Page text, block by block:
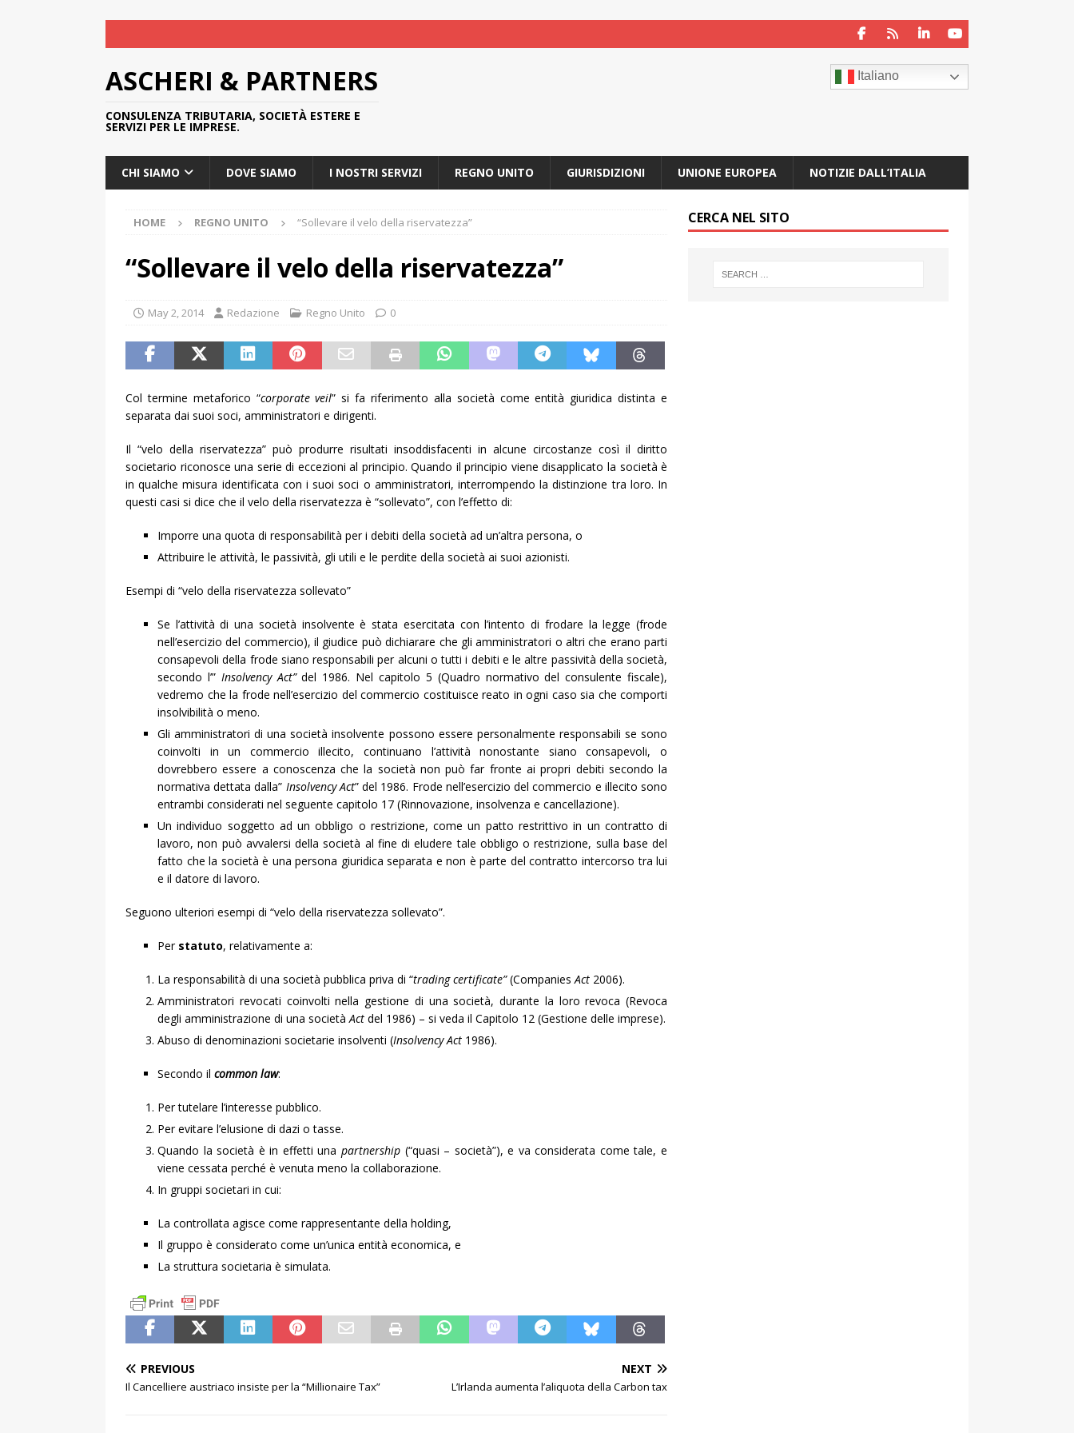
ASCHERI & PARTNERS
CONSULENZA TRIBUTARIA, SOCIETÀ ESTERE E
SERVIZI PER LE IMPRESE.
Italiano
CHI SIAMO DOVE SIAMO I NOSTRI SERVIZI REGNO UNITO GIURISDIZIONI UNIONE EUROPEA NOTIZIE DALL’ITALIA
HOME REGNO UNITO “Sollevare il velo della riservatezza”
“Sollevare il velo della riservatezza”
May 2, 2014 Redazione Regno Unito 0
Col termine metaforico “corporate veil” si fa riferimento alla società come entità giuridica distinta e
separata dai suoi soci, amministratori e dirigenti.
Il “velo della riservatezza” può produrre risultati insoddisfacenti in alcune circostanze così il diritto
societario riconosce una serie di eccezioni al principio. Quando il principio viene disapplicato la società è
in qualche misura identificata con i suoi soci o amministratori, interrompendo la distinzione tra loro. In
questi casi si dice che il velo della riservatezza è “sollevato”, con l’effetto di:
Imporre una quota di responsabilità per i debiti della società ad un’altra persona, o
Attribuire le attività, le passività, gli utili e le perdite della società ai suoi azionisti.
Esempi di “velo della riservatezza sollevato”
Se l’attività di una società insolvente è stata esercitata con l’intento di frodare la legge (frode
nell’esercizio del commercio), il giudice può dichiarare che gli amministratori o altri che erano parti
consapevoli della frode siano responsabili per alcuni o tutti i debiti e le altre passività della società,
secondo l’”Insolvency Act”del 1986. Nel capitolo 5 (Quadro normativo del consulente fiscale),
vedremo che la frode nell’esercizio del commercio costituisce reato in ogni caso sia che comporti
insolvibilità o meno.
Gli amministratori di una società insolvente possono essere personalmente responsabili se sono
coinvolti in un commercio illecito, continuano l’attività nonostante siano consapevoli, o
dovrebbero essere a conoscenza che la società non può far fronte ai propri debiti secondo la
normativa dettata dalla” Insolvency Act” del 1986. Frode nell’esercizio del commercio e illecito sono
entrambi considerati nel seguente capitolo 17 (Rinnovazione, insolvenza e cancellazione).
Un individuo soggetto ad un obbligo o restrizione, come un patto restrittivo in un contratto di
lavoro, non può avvalersi della società al fine di eludere tale obbligo o restrizione, sulla base del
fatto che la società è una persona giuridica separata e non è parte del contratto intercorso tra lui
e il datore di lavoro.
Seguono ulteriori esempi di “velo della riservatezza sollevato”.
Per statuto, relativamente a:
La responsabilità di una società pubblica priva di “trading certificate”(Companies Act 2006).
Amministratori revocati coinvolti nella gestione di una società, durante la loro revoca (Revoca
degli amministrazione di una societàAct del 1986) – si veda il Capitolo 12 (Gestione delle imprese).
Abuso di denominazioni societarie insolventi (Insolvency Act 1986).
Secondo il common law:
Per tutelare l’interesse pubblico.
Per evitare l’elusione di dazi o tasse.
Quando la società è in effetti una partnership(“quasi – società”), e va considerata come tale, e
viene cessata perché è venuta meno la collaborazione.
In gruppi societari in cui:
La controllata agisce come rappresentante della holding,
Il gruppo è considerato come un’unica entità economica, e
La struttura societaria è simulata.
PREVIOUS
Il Cancelliere austriaco insiste per la “Millionaire Tax”
NEXT
L’Irlanda aumenta l’aliquota della Carbon tax
CERCA NEL SITO